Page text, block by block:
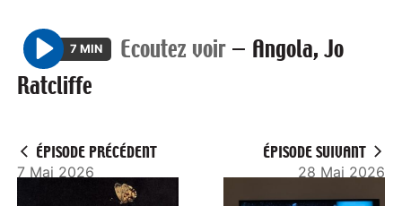
P
l
7 MIN Ecoutez voir— Angola, Jo
Ratcliffe
ÉPISODE PRÉCÉDENT
7 Mai 2026
ÉPISODE SUIVANT
28 Mai 2026